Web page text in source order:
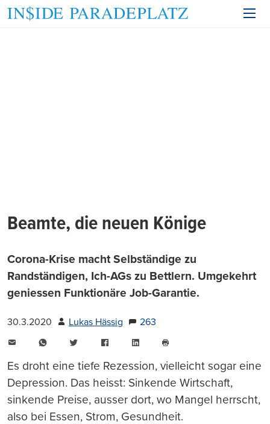
Beamte, die neuen Könige
Corona-Krise macht Selbständige zu
Randständigen, Ich-AGs zu Bettlern. Umgekehrt
geniessen Funktionäre Job-Garantie.
30.3.2020 Lukas Hässig
263
WhatsAppTwitter FacebookLinkedIn
drucken
Es droht eine tiefe Rezession, vielleicht sogar eine
Depression. Das heisst: Sinkende Wirtschaft,
sinkende Preise, ausser dort, wo Mangel herrscht,
also bei Essen, Strom, Gesundheit.